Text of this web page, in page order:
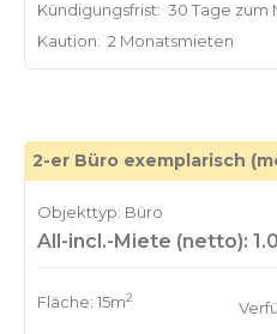
Kündigungsfrist: 30 Tage zum
Kaution: 2 Monatsmieten
2-er Büro exemplarisch
Objekttyp: Büro
All-incl.-Miete (netto):
Fläche: 15m2